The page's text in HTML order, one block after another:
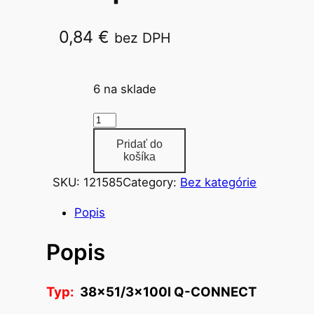
0,84€ bez DPH
6 na sklade
m
ž
s
t
o
p
z
Pridať do
košíka
SKU: 121585Category: Bez kategórie
Popis
Popis
Typ: 38×51/3x100l Q-CONNECT